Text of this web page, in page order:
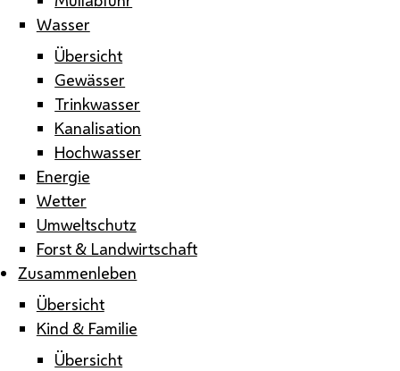
Wasser
Übersicht
Gewässer
Trinkwasser
Kanalisation
Hochwasser
Energie
Wetter
Umweltschutz
Forst & Landwirtschaft
Zusammenleben
Übersicht
Kind & Familie
Übersicht